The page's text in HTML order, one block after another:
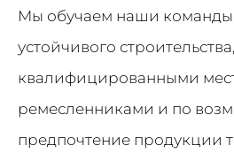
Мы обучаем наши команды
устойчивого
квалифицированными
ремесленниками и по
предпочтение продукции